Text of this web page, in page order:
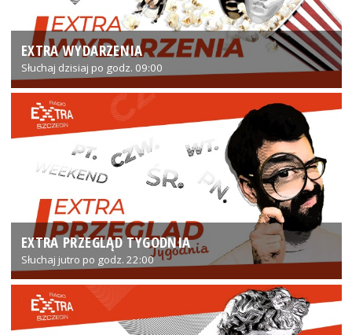
EXTRA WYDARZENIA
Słuchaj dzisiaj po godz. 09:00
EXTRA PRZEGLĄD TYGODNIA
Słuchaj jutro po godz. 22:00